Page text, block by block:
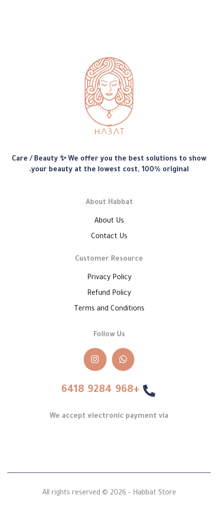
متجر
هبّات
Care / Beauty ✨ We offer you the best solutions to show
your beauty at the lowest cost, 100% original.
About Habbat
About Us
Contact Us
Customer Resource
Privacy Policy
Refund Policy
Terms and Conditions
Follow Us
+968 9284 6418
We accept electronic payment via
All rights reserved © 2026 – Habbat Store